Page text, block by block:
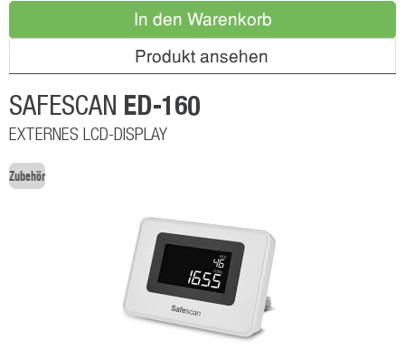
In den Warenkorb
Produkt ansehen
SAFESCAN ED-160
EXTERNES LCD-DISPLAY
Zubehör